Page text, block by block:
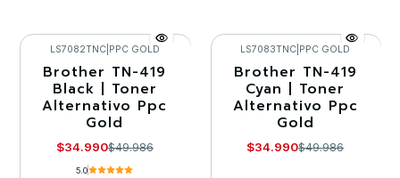
-30%
LS7082TNC| PPC GOLD
Brother TN-419
Black | Toner
Alternativo Ppc
Gold
$34.990$49.986
5.0
-30%
LS7083TNC PPC GOLD
Brother TN-419
Cyan | Toner
Alternativo Ppc
Gold
$34.990$49.986